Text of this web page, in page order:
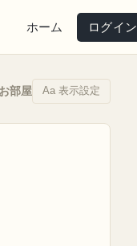
ホーム ログイン
部屋 Aa 表示設定